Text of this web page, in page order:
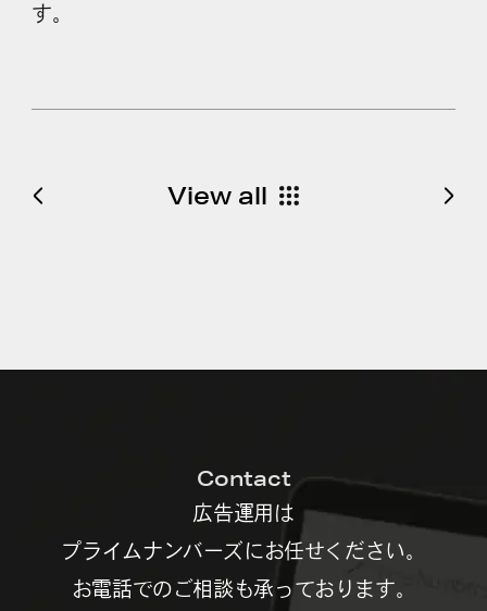
す。
View all
Contact
広告運用は
プライムナンバーズにお任せください。
お電話でのご相談も承っております。